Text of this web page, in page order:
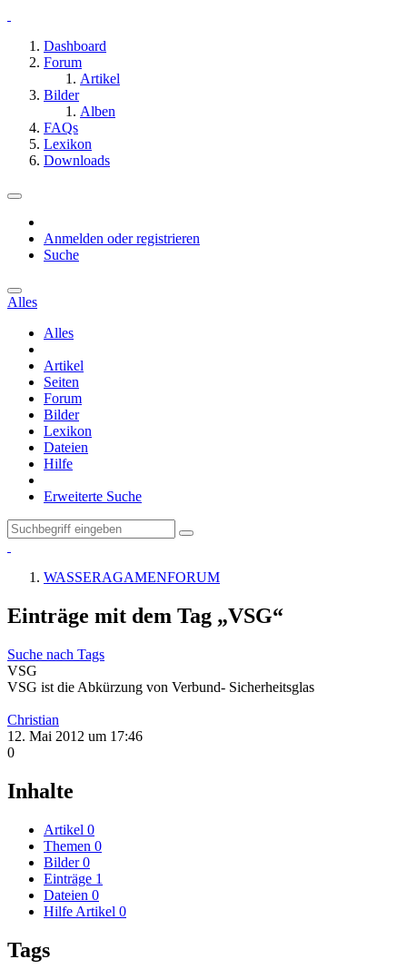
Dashboard
Forum
Artikel
Bilder
Alben
FAQs
Lexikon
Downloads
Anmelden oder registrieren
Suche
Alles
Alles
Artikel
Seiten
Forum
Bilder
Lexikon
Dateien
Hilfe
Erweiterte Suche
WASSERAGAMENFORUM
Einträge mit dem Tag „VSG“
Suche nach Tags
VSG
VSG ist die Abkürzung von Verbund- Sicherheitsglas
Christian
12. Mai 2012 um 17:46
0
Inhalte
Artikel 0
Themen 0
Bilder 0
Einträge 1
Dateien 0
Hilfe Artikel 0
Tags